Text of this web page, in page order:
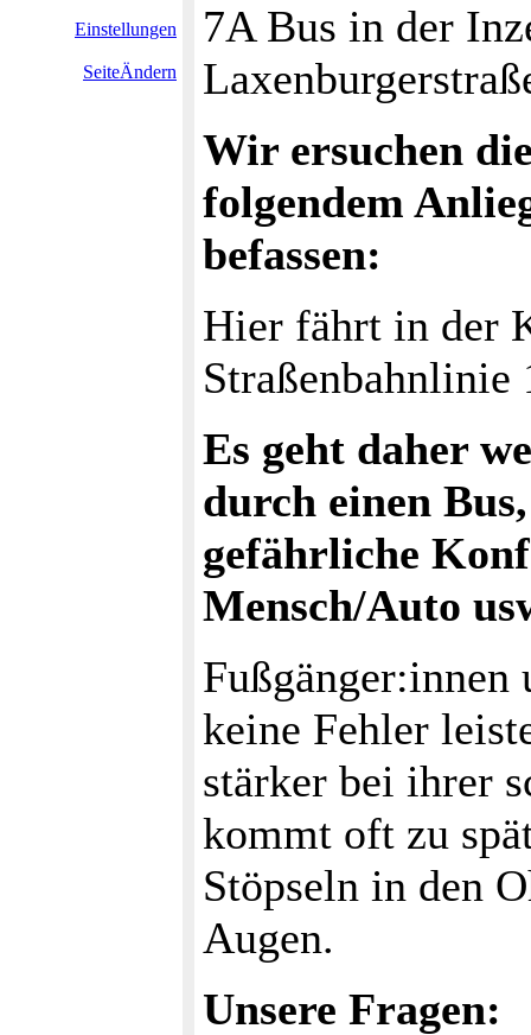
Einstellungen
SeiteÄndern
7A Bus in der
Wir ersuchen
folgendem
befassen:
Hier fährt in der
Straßenbahnlinie
Es geht daher
durch einen
gefährliche
Mensch/Auto
keine Fehler
stärker bei ihrer
kommt oft zu
Stöpseln in den
Augen.
Unsere Fragen: